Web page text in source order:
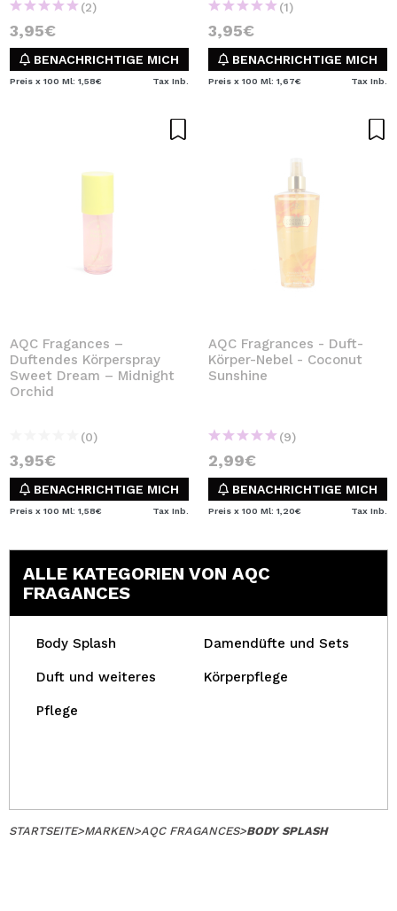
(2)
3,95€
BENACHRICHTIGE MICH
Preis x 100 Ml: 1,58€ Tax Inb.
(1)
3,95€
BENACHRICHTIGE MICH
Preis x 100 Ml: 1,67€ Tax Inb.
AQC Fragances –
Duftendes Körperspray
Sweet Dream – Midnight
Orchid
(0)
3,95€
BENACHRICHTIGE MICH
Preis x 100 Ml: 1,58€ Tax Inb.
AQC Fragrances - Duft-
Körper-Nebel - Coconut
Sunshine
(9)
2,99€
BENACHRICHTIGE MICH
Preis x 100 Ml: 1,20€ Tax Inb.
ALLE KATEGORIEN VON AQC
FRAGANCES
Body Splash Damendüfte und Sets
Duft und weiteres Körperpflege
Pflege
STARTSEITE>MARKEN>AQC FRAGANCES>BODY SPLASH